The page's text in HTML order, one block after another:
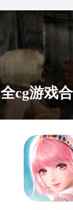
全cg游戏